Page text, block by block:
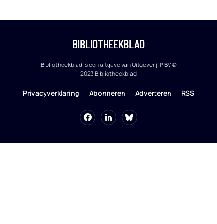
BIBLIOTHEEKBLAD
Bibliotheekblad is een uitgave van Uitgeverij IP BV ©
2023 Bibliotheekblad
Privacyverklaring Abonneren Adverteren RSS